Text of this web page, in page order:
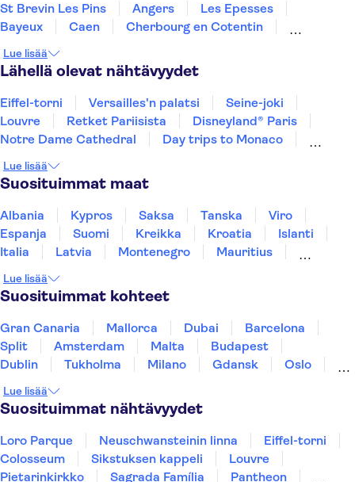
St Brevin Les Pins
Angers
Les Epesses
Bayeux
Caen
Cherbourg en Cotentin
Tours
Deauville
Lue lisää
Lähellä olevat nähtävyydet
Eiffel-torni Versailles'n palatsi
Seine-joki
Louvre
Retket Pariisista
Disneyland® Paris
Notre Dame Cathedral
Day trips to Monaco
Loiren laakso ja linnat
The Sainte Chapelle and the Conciergerie
Musée d’Orsay
Place du Trocadéro
Lue lisää
Suosituimmat maat
Albania Kypros Saksa Tanska
Viro
Espanja
Suomi Kreikka Kroatia
Islanti
Italia
Latvia Montenegro
Mauritius
Thaimaa
Turkki
Lue lisää
Suosituimmat kohteet
Gran Canaria Mallorca Dubai
Barcelona
Split
Amsterdam Malta
Budapest
Dublin
Tukholma Milano Gdansk
Oslo
Tallinna
Ljubljana Riika
Lue lisää
Suosituimmat nähtävyydet
Loro Parque Neuschwansteinin linna
Eiffel-torni
Colosseum
Sikstuksen kappeli
Louvre
Pietarinkirkko
Sagrada Família
Pantheon